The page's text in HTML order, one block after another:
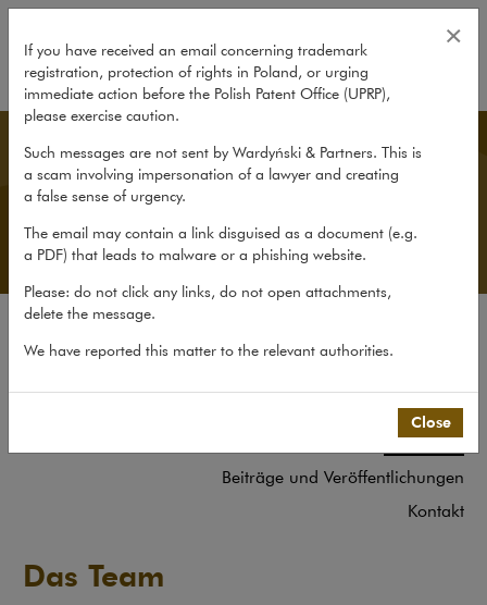
Das Team
German Desk
Über die Kanzlei
Erfahrungen
Das Team
Beiträge und Veröffentlichungen
Kontakt
Das Team
If you have received an email concerning trademark
registration, protection of rights in Poland, or urging
immediate action before the Polish Patent Office (UPRP),
please exercise caution.
Such messages are not sent by Wardyński & Partners. This is
a scam involving impersonation of a lawyer and creating
a false sense of urgency.
The email may contain a link disguised as a document (e.g.
a PDF) that leads to malware or a phishing website.
Please: do not click any links, do not open attachments,
delete the message.
We have reported this matter to the relevant authorities.
×
Close